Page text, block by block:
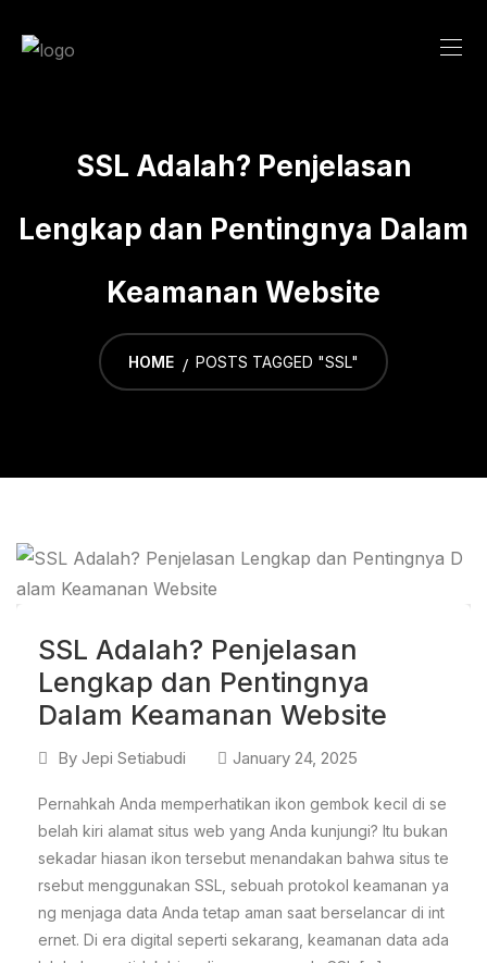
SSL Adalah? Penjelasan
Lengkap dan Pentingnya Dalam
Keamanan Website
HOME POSTS TAGGED "SSL"
SSL Adalah? Penjelasan
Lengkap dan Pentingnya
Dalam Keamanan Website
By Jepi Setiabudi January 24, 2025
Pernahkah Anda memperhatikan ikon gembok kecil di se
belah kiri alamat situs web yang Anda kunjungi? Itu bukan
sekadar hiasan ikon tersebut menandakan bahwa situs te
rsebut menggunakan SSL, sebuah protokol keamanan ya
ng menjaga data Anda tetap aman saat berselancar di int
ernet. Di era digital seperti sekarang, keamanan data ada